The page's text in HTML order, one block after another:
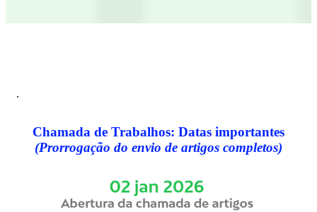
.
Chamada de Trabalhos: Datas importantes
(Prorrogação do envio de artigos completos)